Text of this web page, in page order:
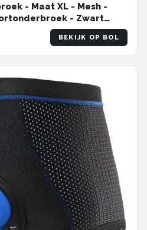
- Maat XL - Mesh -
- Zwart
Zeem - 5D Gel Pad
BEKIJK OP BOL